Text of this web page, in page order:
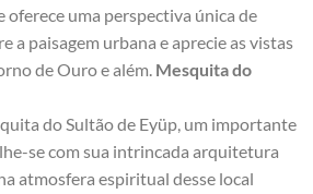
oferece uma perspectiva única de
a paisagem urbana e aprecie as vistas
de Ouro e além. Mesquita do
do Sultão de Eyüp, um importante
se com sua intrincada arquitetura
atmosfera espiritual desse local